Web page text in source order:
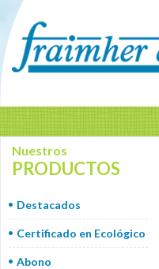
Nuestros
PRODUCTOS
Destacados
Certificado en Ecológico
Abono